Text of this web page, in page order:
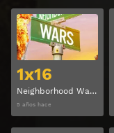
1x16
Neighborhood Wars Temporada 1 Capitulo 16
5 años hace